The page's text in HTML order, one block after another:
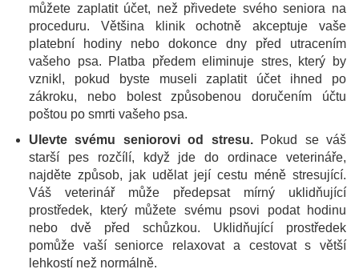
můžete zaplatit účet, než přivedete svého seniora na
proceduru. Většina klinik ochotně akceptuje vaše
platební hodiny nebo dokonce dny před utracením
vašeho psa. Platba předem eliminuje stres, který by
vznikl, pokud byste museli zaplatit účet ihned po
zákroku, nebo bolest způsobenou doručením účtu
poštou po smrti vašeho psa.
Ulevte svému seniorovi od stresu.
Pokud se váš
starší pes rozčílí, když jde do ordinace veterináře,
najděte způsob, jak udělat její cestu méně stresující.
Váš veterinář může předepsat mírný uklidňující
prostředek, který můžete svému psovi podat hodinu
nebo dvě před schůzkou. Uklidňující prostředek
pomůže vaší seniorce relaxovat a cestovat s větší
lehkostí než normálně.